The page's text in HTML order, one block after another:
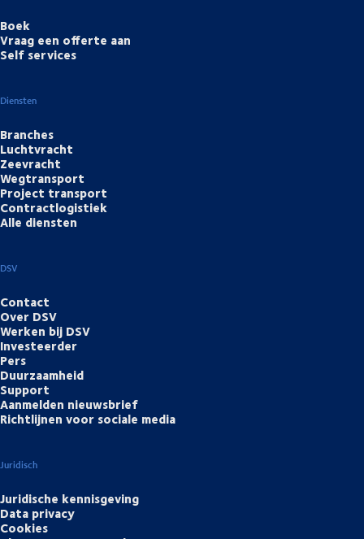
Boek
Vraag een offerte aan
Self services
Diensten
Branches
Luchtvracht
Zeevracht
Wegtransport
Project transport
Contractlogistiek
Alle diensten
DSV
Contact
Over DSV
Werken bij DSV
Investeerder
Pers
Duurzaamheid
Support
Aanmelden nieuwsbrief
Richtlijnen voor sociale media
Juridisch
Juridische kennisgeving
Data privacy
Cookies